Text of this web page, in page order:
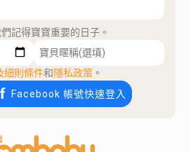
記得寶寶重要的日子。
細則條件和隱私政策 。
Facebook 帳號快速登入